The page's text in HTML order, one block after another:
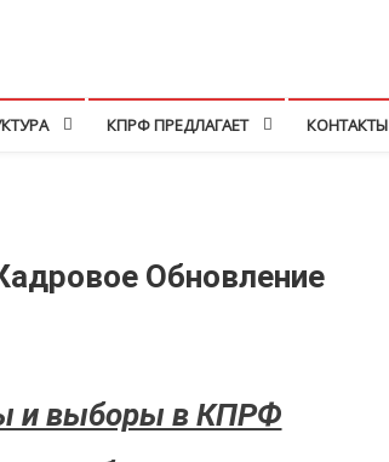
КПРФ ПРЕДЛАГАЕТ КОНТАКТЫ
Обновление
и выборы в КПРФ